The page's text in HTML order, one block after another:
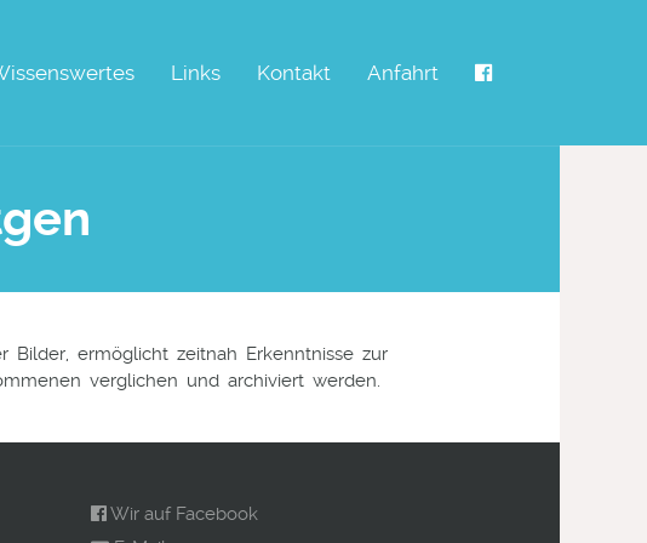
Links Kontakt Anfahrt
Bilder, ermöglicht zeitnah Erkenntnisse zur
verglichen und archiviert werden.
Wir auf Facebook